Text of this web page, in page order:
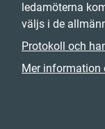
ledamöterna
väljs i de
Protokoll och
Mer